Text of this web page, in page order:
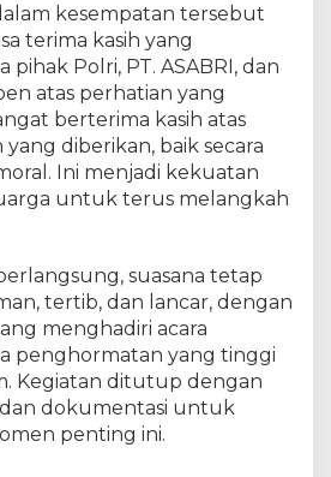
kesempatan tersebut
terima kasih yang
pihak Polri, PT. ASABRI, dan
atas perhatian yang
berterima kasih atas
diberikan, baik secara
Ini menjadi kekuatan
untuk terus melangkah
suasana tetap
tertib, dan lancar, dengan
menghadiri acara
penghormatan yang tinggi
Kegiatan ditutup dengan
dan dokumentasi untuk
penting ini.